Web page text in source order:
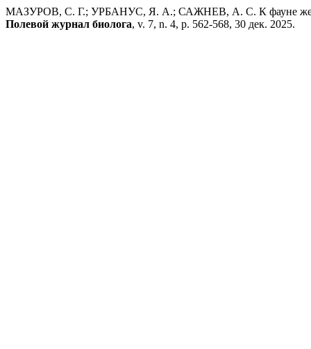
МАЗУРОВ, С. Г.; УРБАНУС, Я. А.; САЖНЕВ, А. С. К фауне
Полевой журнал биолога, v. 7, n. 4, p. 562-568, 30 дек. 2025.